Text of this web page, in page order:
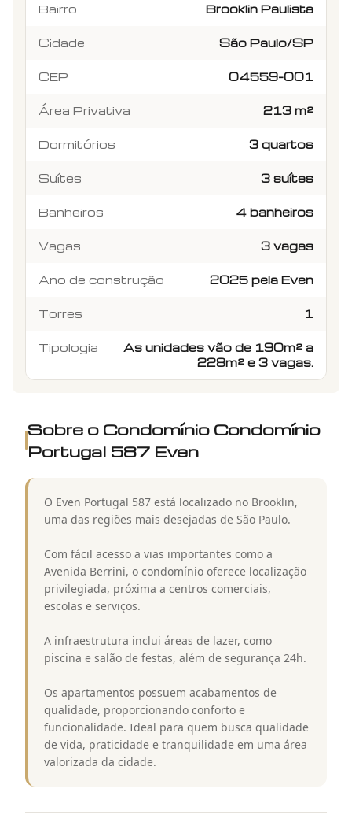
Bairro Brooklin Paulista
Cidade São Paulo/SP
CEP 04559-001
Área Privativa 213 m²
Dormitórios 3 quartos
Suítes 3 suítes
Banheiros 4 banheiros
Vagas 3 vagas
Ano de construção 2025 pela Even
Torres 1
Tipologia
As unidades vão de 190m² a
228m² e 3 vagas.
Sobre o Condomínio Condomínio
Portugal 587 Even
O Even Portugal 587 está localizado no Brooklin,
uma das regiões mais desejadas de São Paulo.
Com fácil acesso a vias importantes como a
Avenida Berrini, o condomínio oferece localização
privilegiada, próxima a centros comerciais,
escolas e serviços.
A infraestrutura inclui áreas de lazer, como
piscina e salão de festas, além de segurança 24h.
Os apartamentos possuem acabamentos de
qualidade, proporcionando conforto e
funcionalidade. Ideal para quem busca qualidade
de vida, praticidade e tranquilidade em uma área
valorizada da cidade.